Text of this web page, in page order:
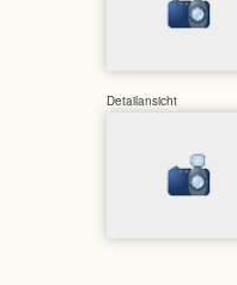
Detailansicht